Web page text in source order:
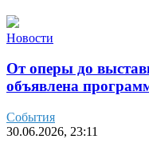
Новости
От оперы до
объявлена
События
30.06.2026, 23:11